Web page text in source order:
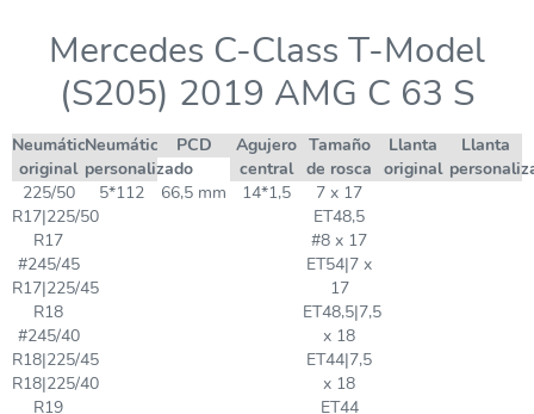
Mercedes C-Class T-Model
(S205) 2019 AMG C 63 S
Neumático
original
Neumático
personalizado
PCD
Agujero
central
Tamaño
de rosca
Llanta
original
Llanta
225/50
R17|225/50
R17
#245/45
R17|225/45
R18
#245/40
R18|225/45
R18|225/40
R19
5*112 66,5 mm 14*1,5
7 x 17
ET48,5
#8 x 17
ET54|7 x
17
ET48,5|7,5
x 18
ET44|7,5
x 18
ET44